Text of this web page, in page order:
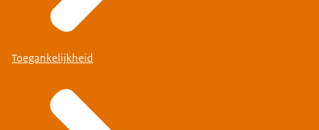
Toegankelijkheid